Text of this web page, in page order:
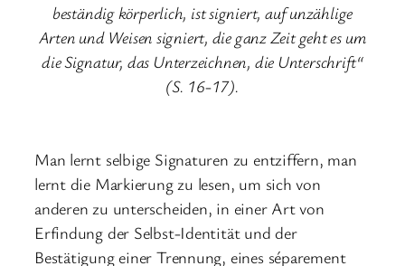
beständig körperlich, ist signiert, auf unzählige
Arten und Weisen signiert, die ganz Zeit geht es um
die Signatur, das Unterzeichnen, die Unterschrift“
(S. 16-17).
Man lernt selbige Signaturen zu entziffern, man
lernt die Markierung zu lesen, um sich von
anderen zu unterscheiden, in einer Art von
Erfindung der Selbst-Identität und der
Bestätigung einer Trennung, eines séparement